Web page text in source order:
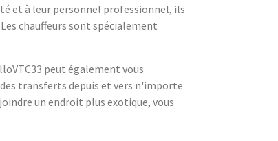
et à leur personnel professionnel, ils
chauffeurs sont spécialement
peut également vous
transferts depuis et vers n'importe
un endroit plus exotique, vous